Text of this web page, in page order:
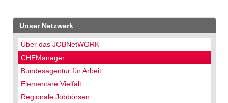
Unser Netzwerk
Über das JOBNetWORK
CHEManager
Bundesagentur für Arbeit
Elementare Vielfalt
Regionale Jobbörsen